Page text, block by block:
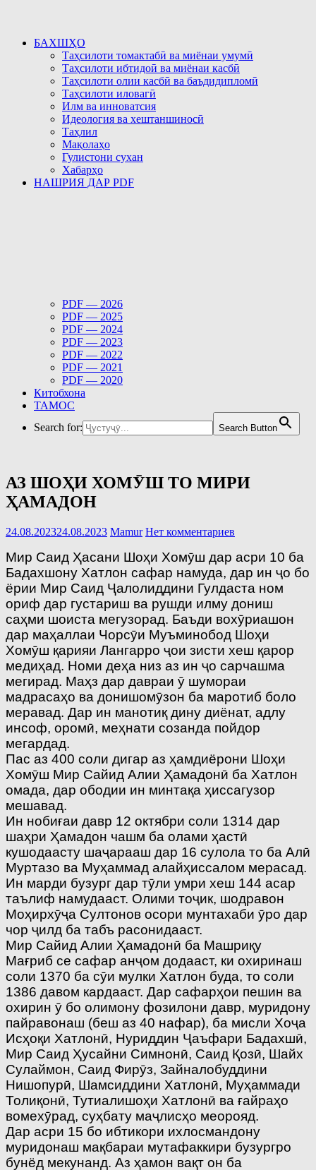
БАХШҲО
Таҳсилоти томактабӣ ва миёнаи умумӣ
Таҳсилоти ибтидоӣ ва миёнаи касбӣ
Таҳсилоти олии касбӣ ва баъдидипломӣ
Таҳсилоти иловагӣ
Илм ва инноватсия
Идеология ва хештаншиносӣ
Таҳлил
Мақолаҳо
Гулистони сухан
Хабарҳо
НАШРИЯ ДАР PDF
PDF — 2026
PDF — 2025
PDF — 2024
PDF — 2023
PDF — 2022
PDF — 2021
PDF — 2020
Китобхона
ТАМОС
Search for:
Search Button
АЗ ШОҲИ ХОМӮШ ТО МИРИ
ҲАМАДОН
24.08.202324.08.2023 Mamur Нет комментариев
Мир Саид Ҳасани Шоҳи Хомӯш дар асри 10 ба
Бадахшону Хатлон сафар намуда, дар ин ҷо бо
ёрии Мир Саид Ҷалолиддини Гулдаста ном
ориф дар густариш ва рушди илму дониш
саҳми шоиста мегузорад. Баъди вохӯриашон
дар маҳаллаи Чорсӯи Муъминобод Шоҳи
Хомӯш қарияи Лангарро ҷои зисти хеш қарор
медиҳад. Номи деҳа низ аз ин ҷо сарчашма
мегирад. Маҳз дар давраи ӯ шумораи
мадрасаҳо ва донишомӯзон ба маротиб боло
меравад. Дар ин манотиқ дину диёнат, адлу
инсоф, оромӣ, меҳнати созанда пойдор
мегардад.
Пас аз 400 соли дигар аз ҳамдиёрони Шоҳи
Хомӯш Мир Сайид Алии Ҳамадонӣ ба Хатлон
омада, дар ободии ин минтақа ҳиссагузор
мешавад.
Ин нобиғаи давр 12 октябри соли 1314 дар
шаҳри Ҳамадон чашм ба олами ҳастӣ
кушодаасту шаҷарааш дар 16 сулола то ба Алӣ
Муртазо ва Муҳаммад алайҳиссалом мерасад.
Ин марди бузург дар тӯли умри хеш 144 асар
таълиф намудааст. Олими тоҷик, шодравон
Моҳирхӯҷа Султонов осори мунтахаби ӯро дар
чор ҷилд ба табъ расонидааст.
Мир Сайид Алии Ҳамадонӣ ба Машриқу
Мағриб се сафар анҷом додааст, ки охиринаш
соли 1370 ба сӯи мулки Хатлон буда, то соли
1386 давом кардааст. Дар сафарҳои пешин ва
охирин ӯ бо олимону фозилони давр, муридону
пайравонаш (беш аз 40 нафар), ба мисли Хоҷа
Исҳоқи Хатлонӣ, Нуриддин Ҷаъфари Бадахшӣ,
Мир Саид Ҳусайни Симнонӣ, Саид Қозӣ, Шайх
Сулаймон, Саид Фирӯз, Зайналобуддини
Нишопурӣ, Шамсиддини Хатлонӣ, Муҳаммади
Толиқонӣ, Тутиалишоҳи Хатлонӣ ва ғайраҳо
вомехӯрад, суҳбату маҷлисҳо меорояд.
Дар асри 15 бо ибтикори ихлосмандону
муридонаш мақбараи мутафаккири бузургро
бунёд мекунанд. Аз ҳамон вақт он ба